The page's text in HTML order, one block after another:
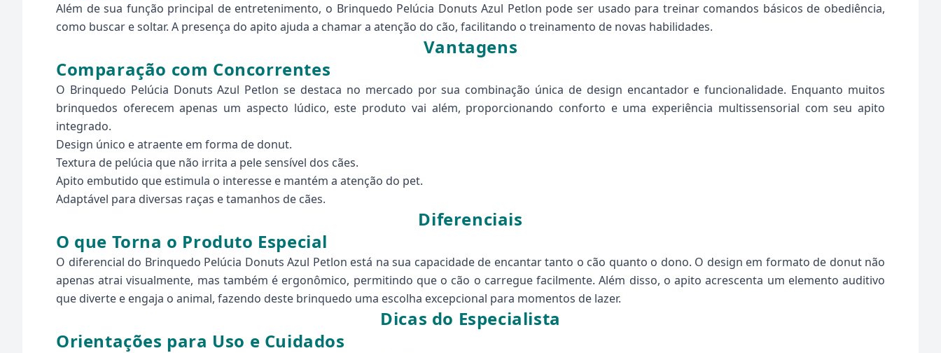
Além de sua função principal de entretenimento, o Brinquedo Pelúcia Donuts Azul Petlon pode ser usado para treinar comandos básicos de obediência,
como buscar e soltar. A presença do apito ajuda a chamar a atenção do cão, facilitando o treinamento de novas habilidades.
Vantagens
Comparação com Concorrentes
O Brinquedo Pelúcia Donuts Azul Petlon se destaca no mercado por sua combinação única de design encantador e funcionalidade. Enquanto muitos
brinquedos oferecem apenas um aspecto lúdico, este produto vai além, proporcionando conforto e uma experiência multissensorial com seu apito
integrado.
Design único e atraente em forma de donut.
Textura de pelúcia que não irrita a pele sensível dos cães.
Apito embutido que estimula o interesse e mantém a atenção do pet.
Adaptável para diversas raças e tamanhos de cães.
Diferenciais
O que Torna o Produto Especial
O diferencial do Brinquedo Pelúcia Donuts Azul Petlon está na sua capacidade de encantar tanto o cão quanto o dono. O design em formato de donut não
apenas atrai visualmente, mas também é ergonômico, permitindo que o cão o carregue facilmente. Além disso, o apito acrescenta um elemento auditivo
que diverte e engaja o animal, fazendo deste brinquedo uma escolha excepcional para momentos de lazer.
Dicas do Especialista
Orientações para Uso e Cuidados